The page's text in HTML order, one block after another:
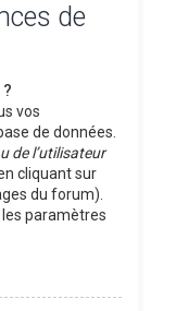
de
vos
de données.
de l’utilisateur
cliquant sur
du forum).
paramètres